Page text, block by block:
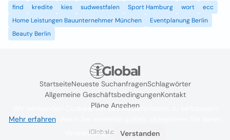
find kredite kies sudwestfalen Sport Hamburg wort
ecc
Home Leistungen Bauunternehmer München
Eventplanung Berlin
Beauty Berlin
StartseiteNeueste SuchanfragenSchlagwörter
Allgemeine GeschäftsbedingungenKontakt
Pläne Ansehen
iGlobal.co @ 2024
Wir verwenden Cookies, um das Nutzererlebnis zu verbessern
Mehr erfahren
Verwendung.
Verstanden